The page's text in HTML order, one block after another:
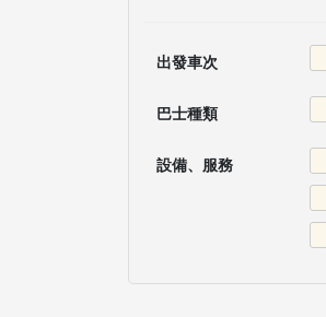
出發車次
巴士種類
設備、服務